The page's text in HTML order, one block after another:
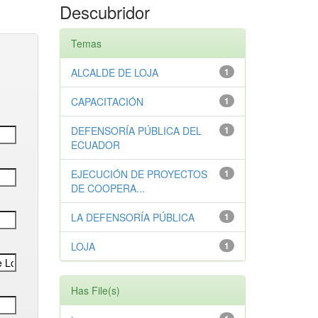
Descubridor
Temas
1
ALCALDE DE LOJA
1
CAPACITACIÓN
1
DEFENSORÍA PÚBLICA DEL
ECUADOR
1
EJECUCIÓN DE PROYECTOS
DE COOPERA...
1
LA DEFENSORÍA PÚBLICA
1
LOJA
Has File(s)